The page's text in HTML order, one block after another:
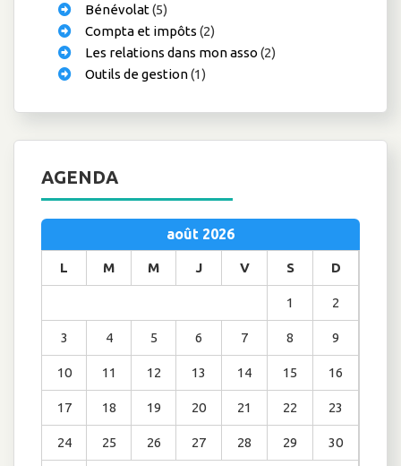
Bénévolat(5)
Compta et impôts (2)
Les relations dans mon asso (2)
Outils de gestion(1)
AGENDA
août 2026
L M M J V S D
1 2
3 4 5 6 7 8 9
10 11 12 13 14 15 16
17 18 19 20 21 22 23
24 25 26 27 28 29 30